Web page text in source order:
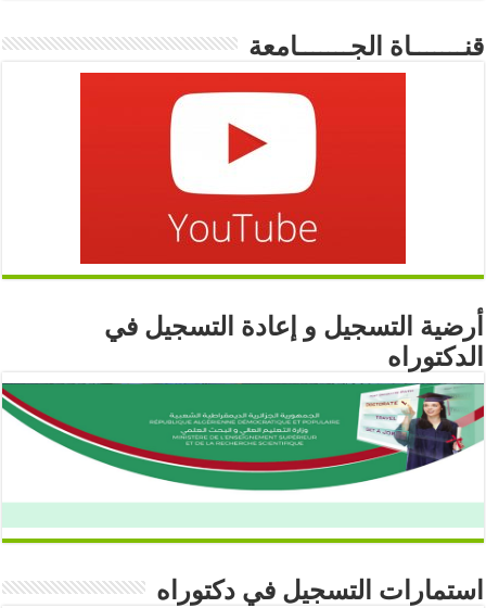
قنـــــــاة الجـــــــامعة
أرضية التسجيل و إعادة التسجيل في
الدكتوراه
استمارات التسجيل في دكتوراه